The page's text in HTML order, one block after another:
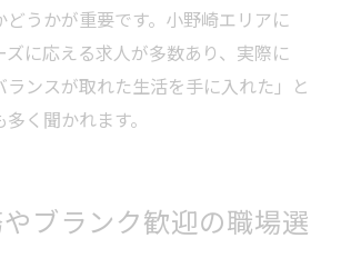
うかが重要です。小野崎エリアに
ズに応える求人が多数あり、実際に
ランスが取れた生活を手に入れた」と
く聞かれます。
ブランク歓迎の職場選